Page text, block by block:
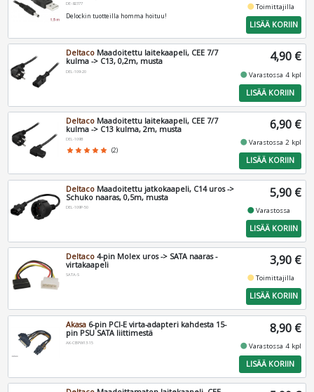
DE-82377
Delockin tuotteilla homma hoituu!
fiber_manual_recordToimittajilla
LISÄÄ KORIIN
Deltaco Maadoitettu laitekaapeli, CEE 7/7
kulma -> C13, 0,2m, musta
DEL-109-20
4,90 €
fiber_manual_recordVarastossa 4 kpl
LISÄÄ KORIIN
Deltaco Maadoitettu laitekaapeli, CEE 7/7
kulma -> C13 kulma, 2m, musta
DEL-109B
star star star star star (2)
6,90 €
fiber_manual_recordVarastossa 2 kpl
LISÄÄ KORIIN
Deltaco Maadoitettu jatkokaapeli, C14 uros ->
Schuko naaras, 0,5m, musta
DEL-109P-50
5,90 €
fiber_manual_recordVarastossa
LISÄÄ KORIIN
Deltaco 4-pin Molex uros -> SATA naaras -
virtakaapeli
SATA-S
3,90 €
fiber_manual_recordToimittajilla
LISÄÄ KORIIN
Akasa 6-pin PCI-E virta-adapteri kahdesta 15-
pin PSU SATA liittimestä
AK-CBPW13-15
8,90 €
fiber_manual_recordVarastossa 4 kpl
LISÄÄ KORIIN